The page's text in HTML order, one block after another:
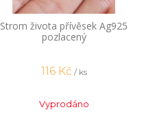
Strom života přívěsek Ag925
pozlacený
116 Kč / ks
Vyprodáno